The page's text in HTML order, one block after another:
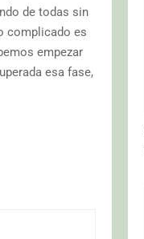
de todas sin
complicado es
empezar
esa fase,